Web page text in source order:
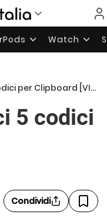
Watch
Clipboard [VINCITORI]
5 codici
Condividi